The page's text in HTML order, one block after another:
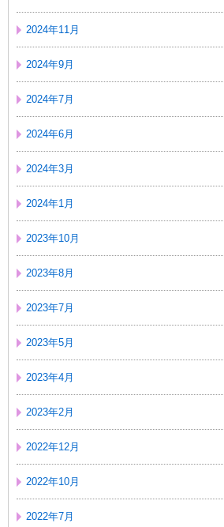
2024年11月
2024年9月
2024年7月
2024年6月
2024年3月
2024年1月
2023年10月
2023年8月
2023年7月
2023年5月
2023年4月
2023年2月
2022年12月
2022年10月
2022年7月